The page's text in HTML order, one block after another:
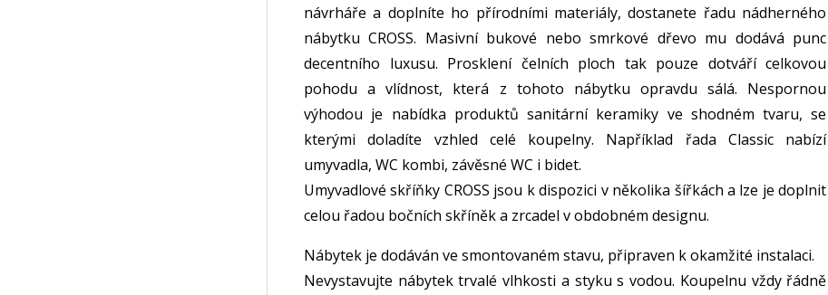
návrháře a doplníte ho přírodními materiály, dostanete řadu nádherného
nábytku CROSS. Masivní bukové nebo smrkové dřevo mu dodává punc
decentního luxusu. Prosklení čelních ploch tak pouze dotváří celkovou
pohodu a vlídnost, která z tohoto nábytku opravdu sálá. Nespornou
výhodou je nabídka produktů sanitární keramiky ve shodném tvaru, se
kterými doladíte vzhled celé koupelny. Například řada Classic nabízí
umyvadla, WC kombi, závěsné WC i bidet.
Umyvadlové skříňky CROSS jsou k dispozici v několika šířkách a lze je doplnit
celou řadou bočních skříněk a zrcadel v obdobném designu.
Nábytek je dodáván ve smontovaném stavu, připraven k okamžité instalaci.
Nevystavujte nábytek trvalé vlhkosti a styku s vodou. Koupelnu vždy řádně